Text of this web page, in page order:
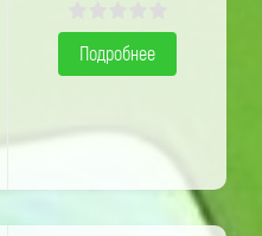
Подробнее